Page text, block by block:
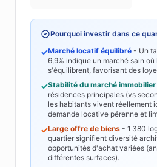
Pourquoi investir dans ce
✓Marché locatif équilibré - Un
6,9% indique un marché sain
s'équilibrent, favorisant des
✓Stabilité du marché immobilier
résidences principales (vs
les habitants vivent réellement
demande locative pérenne et
✓Large offre de biens - 1 380
quartier signifient diversité
opportunités d'achat variées
différentes surfaces).